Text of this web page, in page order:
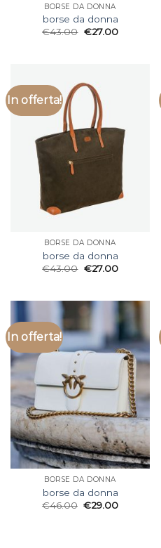
BORSE DA DONNA
borse da donna
€43.00 €27.00
In offerta!
BORSE DA DONNA
borse da donna
€43.00 €27.00
In offerta!
BORSE DA DONNA
borse da donna
€46.00 €29.00